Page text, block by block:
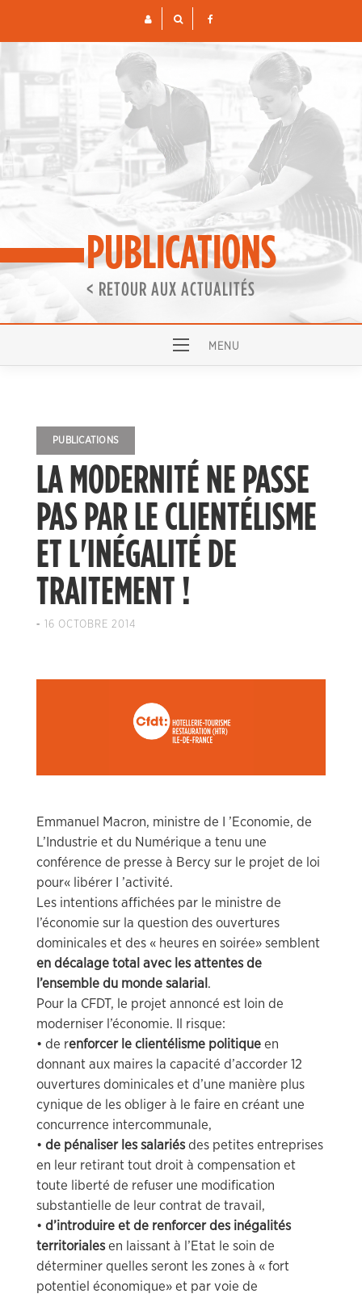
PUBLICATIONS
< RETOUR AUX ACTUALITÉS
PUBLICATIONS
LA MODERNITÉ NE PASSE
PAS PAR LE CLIENTÉLISME
ET L'INÉGALITÉ DE
TRAITEMENT !
- 16 OCTOBRE 2014
Emmanuel Macron, ministre de I ’Economie, de
L’Industrie et du Numérique a tenu une
conférence de presse à Bercy sur le projet de loi
pour« libérer I ’activité.
Les intentions affichées par le ministre de
l’économie sur la question des ouvertures
dominicales et des « heures en soirée» semblent
en décalage total avec les attentes de
l’ensemble du monde salarial .
Pour la CFDT, le projet annoncé est loin de
moderniser l’économie. Il risque:
• de renforcer le clientélisme politique en
donnant aux maires la capacité d’accorder 12
ouvertures dominicales et d’une manière plus
cynique de les obliger à le faire en créant une
concurrence intercommunale,
• de pénaliser les salariésdes petites entreprises
en leur retirant tout droit à compensation et
toute liberté de refuser une modification
substantielle de leur contrat de travail,
• d’introduire et de renforcer des inégalités
territorialesen laissant à l’Etat le soin de
déterminer quelles seront les zones à « fort
potentiel économique» et par voie de